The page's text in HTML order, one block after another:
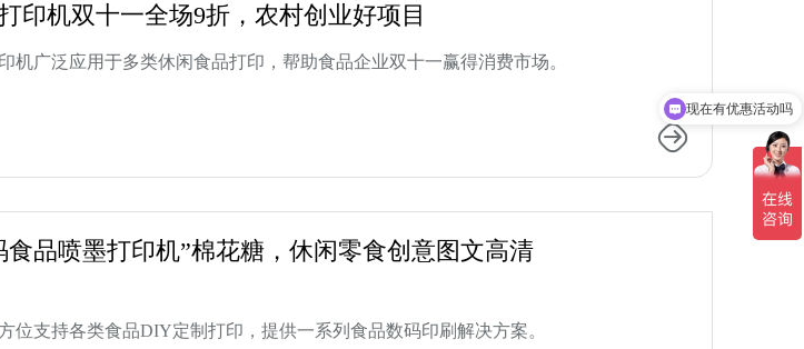
印机双十一全场9折，农村创业好项目
机广泛应用于多类休闲食品打印，帮助食品企业双十一赢得消费市场。
食品喷墨打印机”棉花糖，休闲零食创意图文高清
位支持各类食品DIY定制打印，提供一系列食品数码印刷解决方案。
现在有优惠活动吗